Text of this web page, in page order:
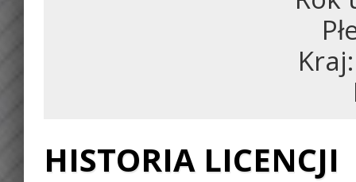
HISTORIA LICENCJI